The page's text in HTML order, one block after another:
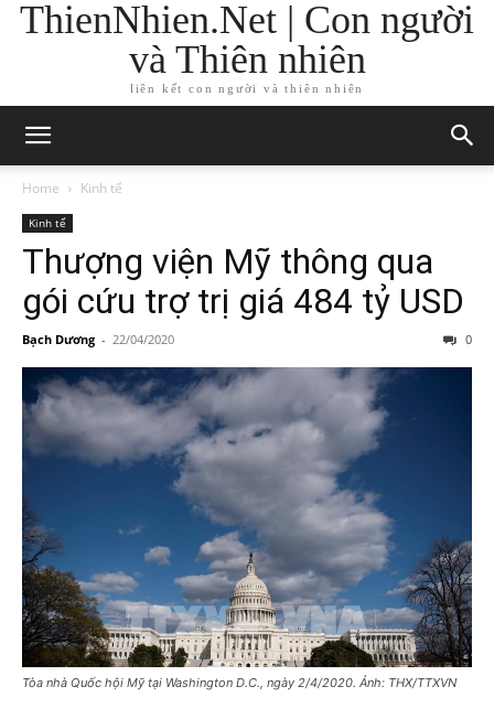
ThienNhien.Net | Con người
và Thiên nhiên
liên kết con người và thiên nhiên
Home Kinh tế
Kinh tế
Thượng viện Mỹ thông qua
gói cứu trợ trị giá 484 tỷ USD
Bạch Dương - 22/04/2020 0
Tòa nhà Quốc hội Mỹ tại Washington D.C., ngày 2/4/2020. Ảnh: THX/TTXVN